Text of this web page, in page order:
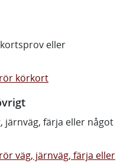
eller
körkort
järnväg, färja eller något
väg, järnväg, färja eller